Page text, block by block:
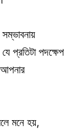
প্রতিটা পদক্ষেপ
মনে হয়,